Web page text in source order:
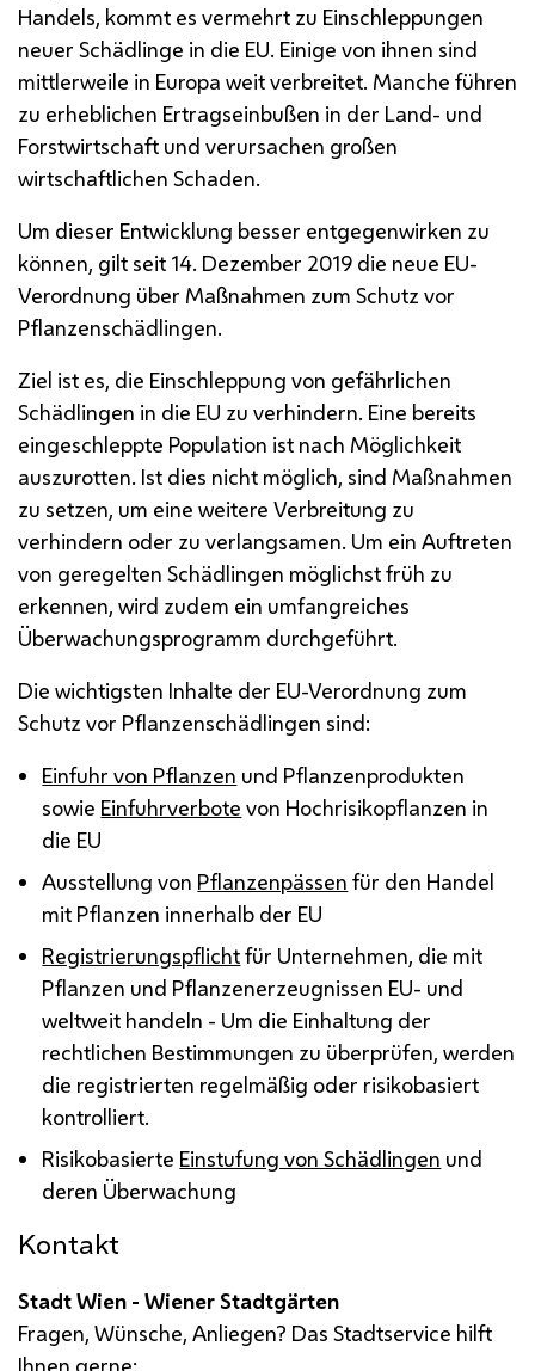
Handels, kommt es vermehrt zu Einschleppungen
neuer Schädlinge in die EU. Einige von ihnen sind
mittlerweile in Europa weit verbreitet. Manche führen
zu erheblichen Ertragseinbußen in der Land- und
Forstwirtschaft und verursachen großen
wirtschaftlichen Schaden.
Um dieser Entwicklung besser entgegenwirken zu
können, gilt seit 14. Dezember 2019 die neue EU-
Verordnung über Maßnahmen zum Schutz vor
Pflanzenschädlingen.
Ziel ist es, die Einschleppung von gefährlichen
Schädlingen in die EU zu verhindern. Eine bereits
eingeschleppte Population ist nach Möglichkeit
auszurotten. Ist dies nicht möglich, sind Maßnahmen
zu setzen, um eine weitere Verbreitung zu
verhindern oder zu verlangsamen. Um ein Auftreten
von geregelten Schädlingen möglichst früh zu
erkennen, wird zudem ein umfangreiches
Überwachungsprogramm durchgeführt.
Die wichtigsten Inhalte der EU-Verordnung zum
Schutz vor Pflanzenschädlingen sind:
Einfuhr von Pflanzen und Pflanzenprodukten
sowie Einfuhrverbote von Hochrisikopflanzen in
die EU
Ausstellung von Pflanzenpässen für den Handel
mit Pflanzen innerhalb der EU
Registrierungspflichtfür Unternehmen, die mit
Pflanzen und Pflanzenerzeugnissen EU- und
weltweit handeln - Um die Einhaltung der
rechtlichen Bestimmungen zu überprüfen, werden
die registrierten regelmäßig oder risikobasiert
kontrolliert.
Risikobasierte Einstufung von Schädlingen und
deren Überwachung
Kontakt
Stadt Wien - Wiener Stadtgärten
Fragen, Wünsche, Anliegen? Das Stadtservice hilft
Ihnen gerne: